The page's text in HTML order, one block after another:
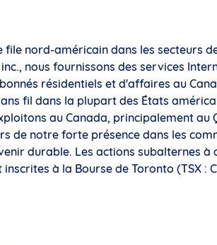
file nord-américain dans les secteurs
nous fournissons des services
résidentiels et d'affaires au
fil dans la plupart des États
au Canada, principalement au
de notre forte présence dans les
durable. Les actions subalternes à
à la Bourse de Toronto (TSX :